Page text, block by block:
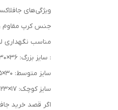
ویژگی‌های
جنس کرپ مقاوم
مناسب نگهداری
: سایز بزرگ: 36×30 سانتی‌متر
سایز متوسط: 30×25 سانتی‌متر
سایز کوچک: 17×23 سانتی‌متر
اگر قصد خرید